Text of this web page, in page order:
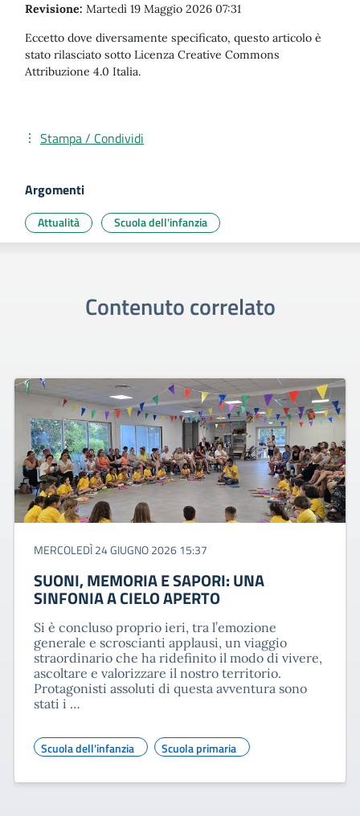
Revisione: Martedì 19 Maggio 2026 07:31
Eccetto dove diversamente specificato, questo articolo è
stato rilasciato sotto Licenza Creative Commons
Attribuzione 4.0 Italia.
Stampa / Condividi
Argomenti
Attualità Scuola dell'infanzia
Contenuto correlato
MERCOLEDÌ 24 GIUGNO 2026 15:37
SUONI, MEMORIA E SAPORI: UNA
SINFONIA A CIELO APERTO
Si è concluso proprio ieri, tra l’emozione
generale e scroscianti applausi, un viaggio
straordinario che ha ridefinito il modo di vivere,
ascoltare e valorizzare il nostro territorio.
Protagonisti assoluti di questa avventura sono
stati i …
Scuola dell'infanzia Scuola primaria